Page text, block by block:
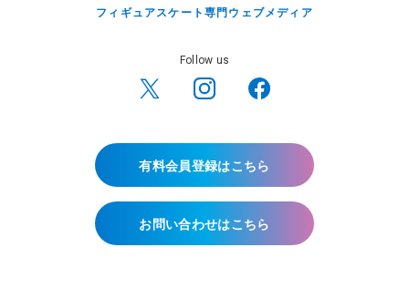
フィギュアスケート専門ウェブメディア
Follow us
有料会員登録はこちら
お問い合わせはこちら